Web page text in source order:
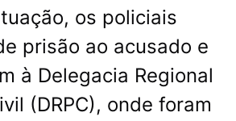
os policiais
prisão ao acusado e
à Delegacia Regional
(DRPC), onde foram